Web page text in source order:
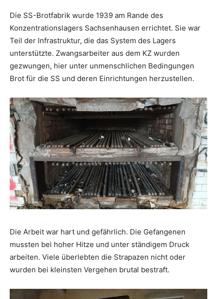
Die SS-Brotfabrik wurde 1939 am Rande des
Konzentrationslagers Sachsenhausen errichtet. Sie war
Teil der Infrastruktur, die das System des Lagers
unterstützte. Zwangsarbeiter aus dem KZ wurden
gezwungen, hier unter unmenschlichen Bedingungen
Brot für die SS und deren Einrichtungen herzustellen.
Die Arbeit war hart und gefährlich. Die Gefangenen
mussten bei hoher Hitze und unter ständigem Druck
arbeiten. Viele überlebten die Strapazen nicht oder
wurden bei kleinsten Vergehen brutal bestraft.